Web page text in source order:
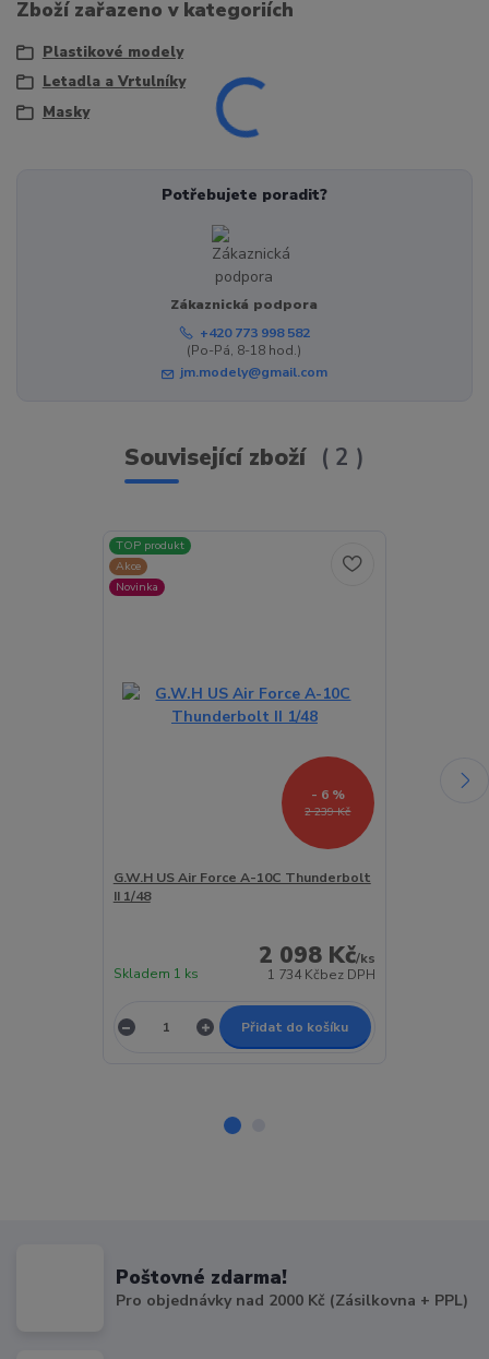
Zboží zařazeno v kategoriích
Plastikové modely
Letadla a Vrtulníky
Masky
Potřebujete poradit?
Zákaznická podpora
+420 773 998 582
(Po-Pá, 8-18 hod.)
jm.modely@gmail.com
Související zboží 2
TOP produkt
Akce
Novinka
2 239 Kč
- 6 %
G.W.H US Air Force A-10C Thunderbolt
II 1/48
2 098 Kč/ks
1 734 Kčbez DPH
Skladem 1 ks
Přidat do košíku
Poštovné zdarma!
Pro objednávky nad 2000 Kč (Zásilkovna + PPL)